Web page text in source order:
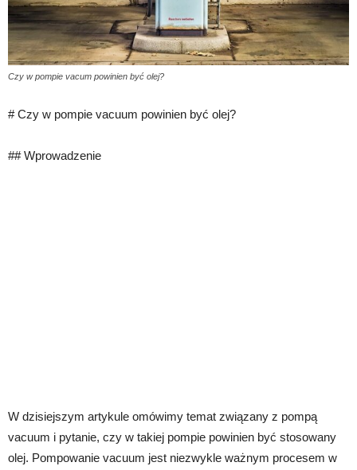
Czy w pompie vacum powinien być olej?
# Czy w pompie vacuum powinien być olej?
## Wprowadzenie
W dzisiejszym artykule omówimy temat związany z pompą
vacuum i pytanie, czy w takiej pompie powinien być stosowany
olej. Pompowanie vacuum jest niezwykle ważnym procesem w